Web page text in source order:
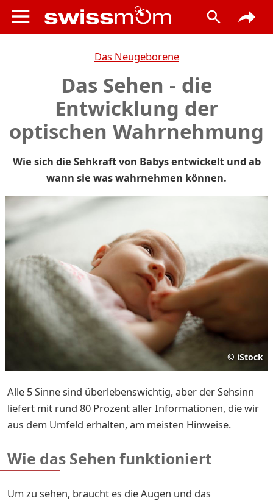
Das Neugeborene
Das Sehen - die
Entwicklung der
optischen Wahrnehmung
Wie sich die Sehkraft von Babys entwickelt und ab
wann sie was wahrnehmen können.
© iStock
Alle 5 Sinne sind überlebenswichtig, aber der Sehsinn
liefert mit rund 80 Prozent aller Informationen, die wir
aus dem Umfeld erhalten, am meisten Hinweise.
Wie das Sehen funktioniert
Um zu sehen, braucht es die Augen und das